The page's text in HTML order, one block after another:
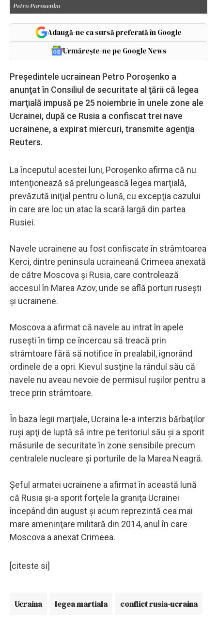
Petro Porosenko
Adaugă-ne ca sursă preferată în Google
Urmărește-ne pe Google News
Preşedintele ucrainean Petro Poroşenko a
anunţat în Consiliul de securitate al ţării că legea
marţială impusă pe 25 noiembrie în unele zone ale
Ucrainei, după ce Rusia a confiscat trei nave
ucrainene, a expirat miercuri, transmite agenţia
Reuters.
La începutul acestei luni, Poroşenko afirma că nu
intenţionează să prelungească legea marţială,
prevăzută iniţial pentru o lună, cu excepţia cazului
în care are loc un atac la scară largă din partea
Rusiei.
Navele ucrainene au fost confiscate în strâmtoarea
Kerci, dintre peninsula ucraineană Crimeea anexată
de către Moscova şi Rusia, care controlează
accesul în Marea Azov, unde se află porturi ruseşti
şi ucrainene.
Moscova a afirmat că navele au intrat în apele
ruseşti în timp ce încercau să treacă prin
strâmtoare fără să notifice în prealabil, ignorând
ordinele de a opri. Kievul susţine la rândul său că
navele nu aveau nevoie de permisul ruşilor pentru a
trece prin strâmtoare.
În baza legii marţiale, Ucraina le-a interzis bărbaţilor
ruşi apţi de luptă să intre pe teritoriul său şi a sporit
măsurile de securitate în zone sensibile precum
centralele nucleare şi porturile de la Marea Neagră.
Şeful armatei ucrainene a afirmat în această lună
că Rusia şi-a sporit forţele la graniţa Ucrainei
începând din august şi acum reprezintă cea mai
mare ameninţare militară din 2014, anul în care
Moscova a anexat Crimeea.
[citeste si]
Ucraina legea martiala conflict rusia-ucraina